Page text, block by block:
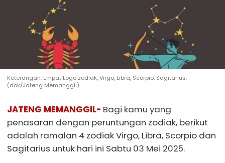
Keterangan: Empat Logo zodiak, Virgo, Libra, Scorpio, Sagitarius.
(dok/Jateng Memanggil)
JATENG MEMANGGIL- Bagi kamu yang
penasaran dengan peruntungan zodiak, berikut
adalah ramalan 4 zodiak Virgo, Libra, Scorpio dan
Sagitarius untuk hari ini Sabtu 03 Mei 2025.